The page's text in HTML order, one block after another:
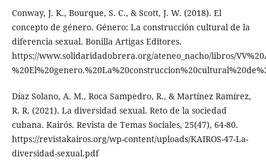
Conway, J. K., Bourque, S. C., & Scott, J. W. (2018). El
concepto de género. Género: La construcción cultural de la
diferencia sexual. Bonilla Artigas Editores.
https://www.solidaridadobrera.org/ateneo_nacho/libros/
Díaz Solano, A. M., Roca Sampedro, R., & Martínez Ramírez,
R. R. (2021). La diversidad sexual. Reto de la sociedad
cubana. Kairós. Revista de Temas Sociales, 25(47), 64-80.
https://revistakairos.org/wp-content/uploads/KAIROS-47-La-
diversidad-sexual.pdf